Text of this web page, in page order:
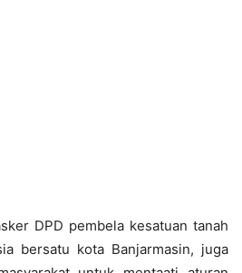
DPD pembela kesatuan tanah
bersatu kota Banjarmasin, juga